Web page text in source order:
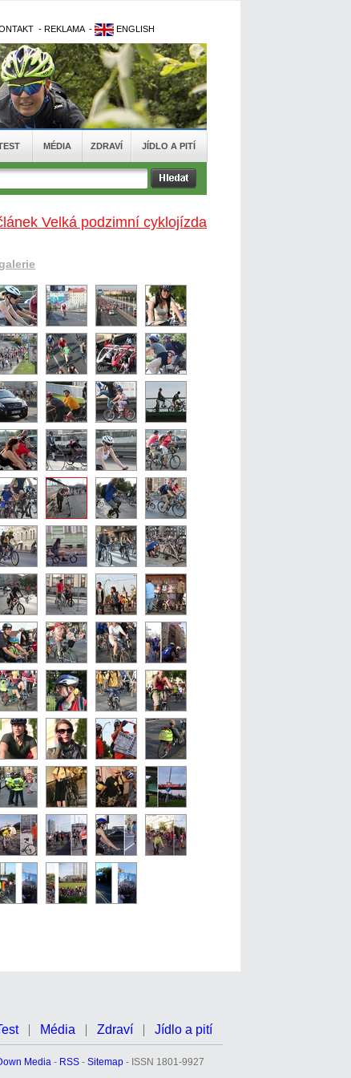
- REKLAMA - ENGLISH
MÉDIA ZDRAVÍ JÍDLO A PITÍ
Velká podzimní cyklojízda
Média Zdraví Jídlo a pití
Media - RSS - Sitemap - ISSN 1801-9927